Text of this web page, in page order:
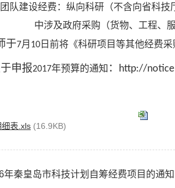
队建设经费：纵向科研（不含向省科
中涉及政府采购（货物、工程、
于7月 10 日前将《科研项目等其他经费
申报2017年预算的通知 ： http://
表.xls (16.9KB)
年秦皇岛市科技计划自筹经费项目的通知